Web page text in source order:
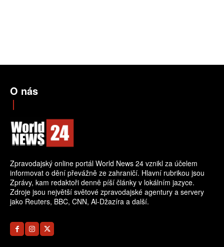
O nás
Zpravodajský online portál World News 24 vznikl za účelem
informovat o dění převážně ze zahraničí. Hlavní rubrikou jsou
Zprávy, kam redaktoři denně píší články v lokálním jazyce.
Zdroje jsou největší světové zpravodajské agentury a servery
jako Reuters, BBC, CNN, Al-Džazíra a další.